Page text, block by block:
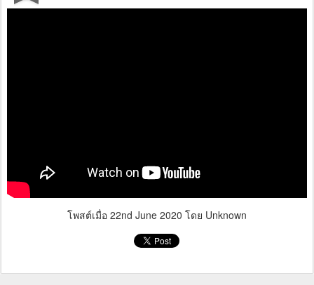
โพสต์เมื่อ 22nd June 2020 โดย Unknown